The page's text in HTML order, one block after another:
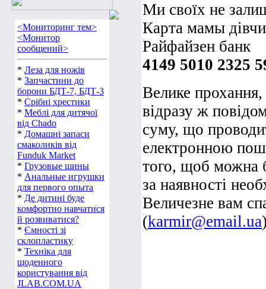
<Мониторинг тем>
<Монитор
сообщений>
* Леза для ножів
* Запчастини до
борони БДТ-7, БДТ-3
* Срібні хрестики
* Меблі для дитячої
від Chado
* Домашні запаси
смаколиків від
Funduk Market
* Грузовые шины
* Анальные игрушки
для первого опыта
* Де дитині буде
комфортно навчатися
й розвиватися?
* Ємності зі
склопластику
* Техніка для
щоденного
користування від
JLAB.COM.UA
Ми своїх не
Карта мамы
Райфайзен банк
4149 5010 2325
Велике
відразу ж
суму, що
електронною
того, щоб можна
за наявності
Величезне вам
(karmir@email.ua